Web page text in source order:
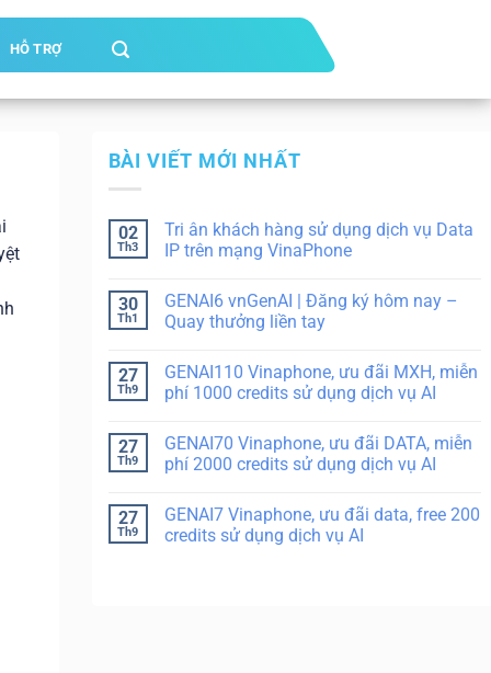
HỖ TRỢ
BÀI VIẾT MỚI NHẤT
02
Th3
Tri ân khách hàng sử dụng dịch vụ Data
IP trên mạng VinaPhone
30
Th1
GENAI6 vnGenAI | Đăng ký hôm nay –
Quay thưởng liền tay
27
Th9
GENAI110 Vinaphone, ưu đãi MXH, miễn
phí 1000 credits sử dụng dịch vụ AI
27
Th9
GENAI70 Vinaphone, ưu đãi DATA, miễn
phí 2000 credits sử dụng dịch vụ AI
27
Th9
GENAI7 Vinaphone, ưu đãi data, free 200
credits sử dụng dịch vụ AI